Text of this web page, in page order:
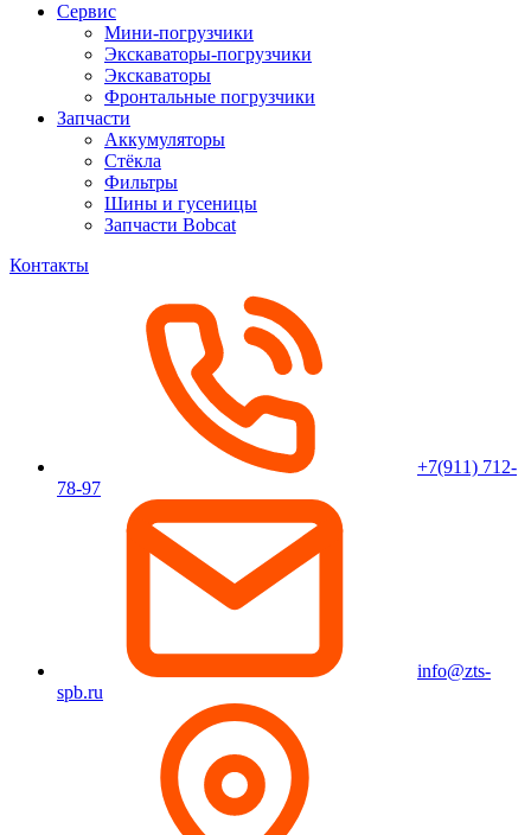
Сервис
Мини-погрузчики
Экскаваторы-погрузчики
Экскаваторы
Фронтальные погрузчики
Запчасти
Аккумуляторы
Стёкла
Фильтры
Шины и гусеницы
Запчасти Bobcat
Контакты
+7(911) 712-
78-97
info@zts-
spb.ru